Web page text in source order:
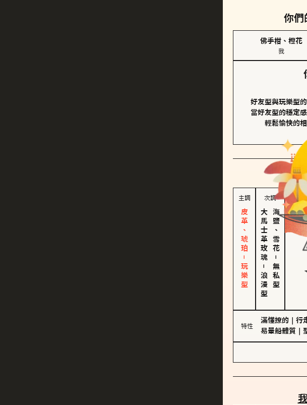
你們
佛手柑、橙花
我
好友型與玩樂型
當好友型的穩定
輕鬆愉快的
對
主調
皮革、琥珀－玩樂型
次調
大馬士革玫瑰
－
浪漫型
海鹽、雪花
－
無私型
特性
滿懂撩的 行
易暈船體質
我